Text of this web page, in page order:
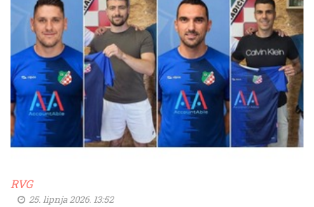
RVG
25. lipnja 2026. 13:52